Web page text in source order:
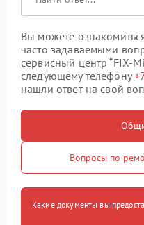
Вы можете
часто задаваемыми
сервисный центр “FIX-
следующему телефону
нашли ответ на свой
Вопросы по
Какие документы вы